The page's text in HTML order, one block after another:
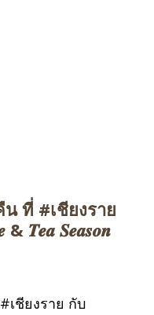
ที่ #เชียงราย
& 𝑻𝒆𝒂 𝑺𝒆𝒂𝒔𝒐𝒏
เชียงราย กับ